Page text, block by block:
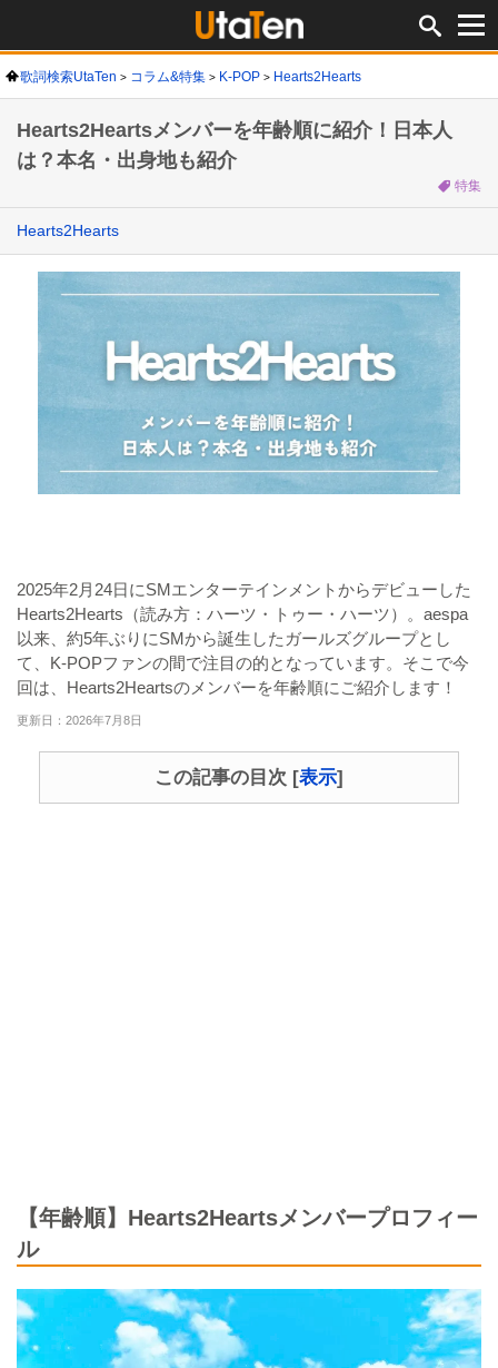
歌詞検索UtaTen コラム&特集 K-POP Hearts2Hearts
Hearts2Heartsメンバーを年齢順に紹介！日本人
は？本名・出身地も紹介
特集
Hearts2Hearts
2025年2月24日にSMエンターテインメントからデビューした
Hearts2Hearts（読み方：ハーツ・トゥー・ハーツ）。aespa
以来、約5年ぶりにSMから誕生したガールズグループとし
て、K-POPファンの間で注目の的となっています。そこで今
回は、Hearts2Heartsのメンバーを年齢順にご紹介します！
更新日：2026年7月8日
この記事の目次 [表示]
【年齢順】Hearts2Heartsメンバープロフィー
ル